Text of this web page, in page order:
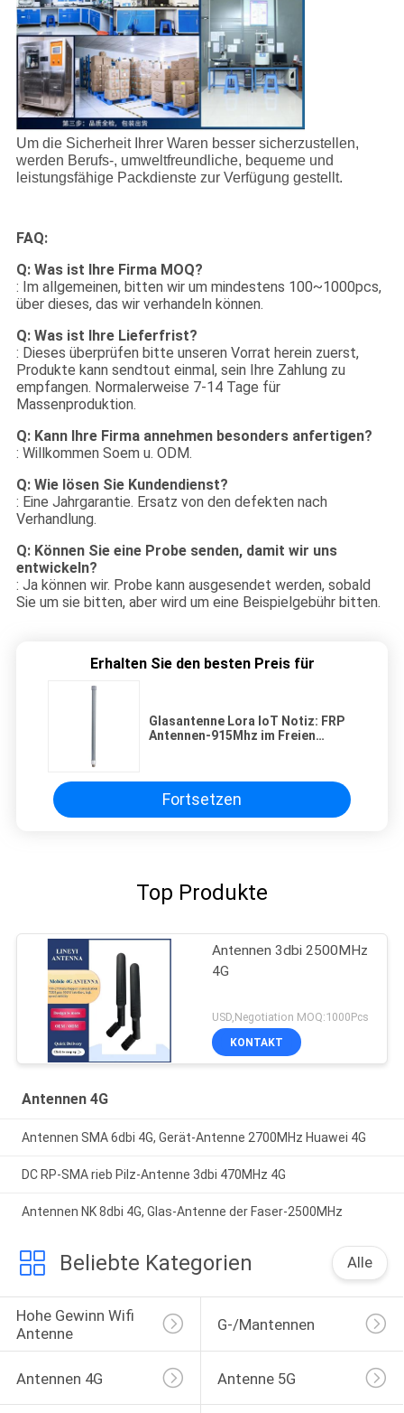
Um die Sicherheit Ihrer Waren besser sicherzustellen,
werden Berufs-, umweltfreundliche, bequeme und
leistungsfähige Packdienste zur Verfügung gestellt.
FAQ:
Q: Was ist Ihre Firma MOQ?
: Im allgemeinen, bitten wir um mindestens 100~1000pcs,
über dieses, das wir verhandeln können.
Q: Was ist Ihre Lieferfrist?
: Dieses überprüfen bitte unseren Vorrat herein zuerst,
Produkte kann sendtout einmal, sein Ihre Zahlung zu
empfangen. Normalerweise 7-14 Tage für
Massenproduktion.
Q: Kann Ihre Firma annehmen besonders anfertigen?
: Willkommen Soem u. ODM.
Q: Wie lösen Sie Kundendienst?
: Eine Jahrgarantie. Ersatz von den defekten nach
Verhandlung.
Q: Können Sie eine Probe senden, damit wir uns
entwickeln?
: Ja können wir. Probe kann ausgesendet werden, sobald
Sie um sie bitten, aber wird um eine Beispielgebühr bitten.
Erhalten Sie den besten Preis für
Glasantenne Lora IoT Notiz: FRP
Antennen-915Mhz im Freien
Fortsetzen
Top Produkte
Antennen 3dbi 2500MHz
4G
USD,Negotiation MOQ:1000Pcs
KONTAKT
Antennen 4G
Antennen SMA 6dbi 4G, Gerät-Antenne 2700MHz Huawei 4G
DC RP-SMA rieb Pilz-Antenne 3dbi 470MHz 4G
Antennen NK 8dbi 4G, Glas-Antenne der Faser-2500MHz
Beliebte Kategorien Alle
Hohe Gewinn Wifi
Antenne
G-/Mantennen
Antennen 4G Antenne 5G